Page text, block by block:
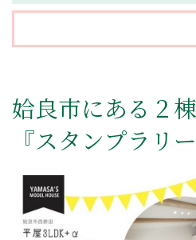
姶良市にある２
『スタンプラリ